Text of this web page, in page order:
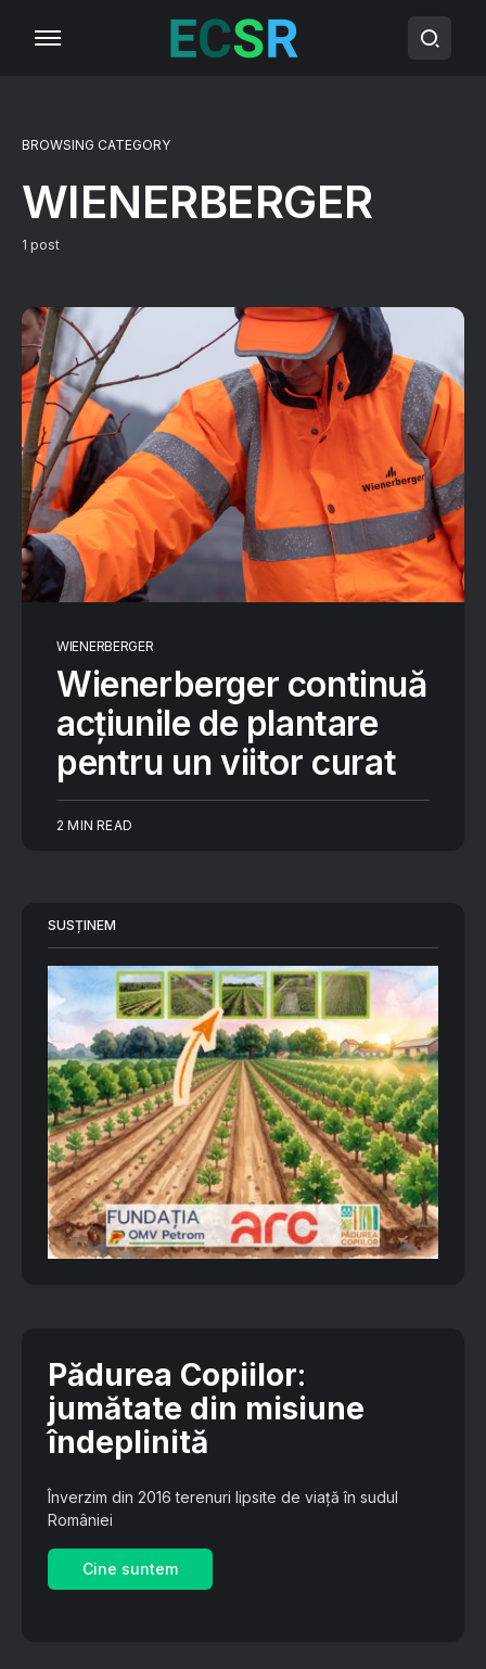
BROWSING CATEGORY
WIENERBERGER
1 post
WIENERBERGER
Wienerberger continuă
acțiunile de plantare
pentru un viitor curat
2 MIN READ
SUSȚINEM
Pădurea Copiilor:
jumătate din misiune
îndeplinită
Înverzim din 2016 terenuri lipsite de viață în sudul
României
Cine suntem